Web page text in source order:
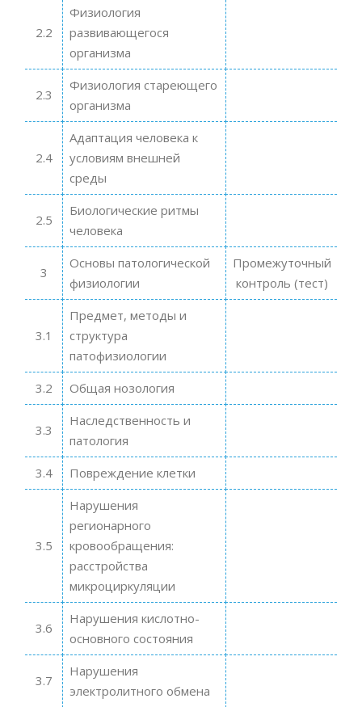
2.2
Физиология
развивающегося
организма
2.3
Физиология стареющего
организма
2.4
Адаптация человека к
условиям внешней
среды
2.5
Биологические ритмы
человека
3
Основы патологической
физиологии
Промежуточный
контроль (тест)
3.1
Предмет, методы и
структура
патофизиологии
3.2
Общая нозология
3.3
Наследственность и
патология
3.4
Повреждение клетки
3.5
Нарушения
регионарного
кровообращения:
расстройства
микроциркуляции
3.6
Нарушения кислотно-
основного состояния
3.7
Нарушения
электролитного обмена